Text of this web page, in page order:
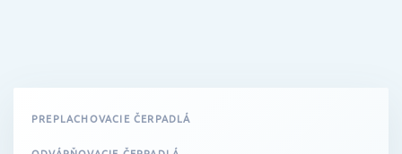
PREPLACHOVACIE ČERPADLÁ